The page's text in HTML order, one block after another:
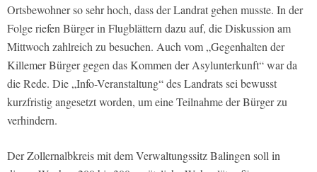
Ortsbewohner so sehr hoch, dass der Landrat gehen musste. In der
Folge riefen Bürger in Flugblättern dazu auf, die Diskussion am
Mittwoch zahlreich zu besuchen. Auch vom „Gegenhalten der
Killemer Bürger gegen das Kommen der Asylunterkunft“ war da
die Rede. Die „Info-Veranstaltung“ des Landrats sei bewusst
kurzfristig angesetzt worden, um eine Teilnahme der Bürger zu
verhindern.
Der Zollernalbkreis mit dem Verwaltungssitz Balingen soll in